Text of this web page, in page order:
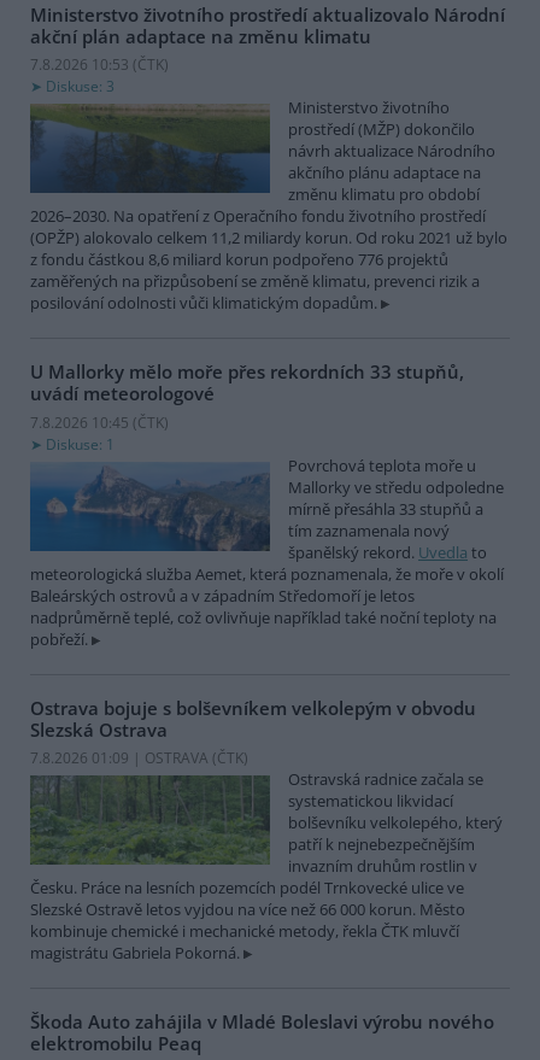
Ministerstvo životního prostředí aktualizovalo Národní
akční plán adaptace na změnu klimatu
7.8.2026 10:53 (ČTK)
Diskuse: 3
Ministerstvo životního
prostředí (MŽP) dokončilo
návrh aktualizace Národního
akčního plánu adaptace na
změnu klimatu pro období
2026–2030. Na opatření z Operačního fondu životního prostředí
(OPŽP) alokovalo celkem 11,2 miliardy korun. Od roku 2021 už bylo
z fondu částkou 8,6 miliard korun podpořeno 776 projektů
zaměřených na přizpůsobení se změně klimatu, prevenci rizik a
posilování odolnosti vůči klimatickým dopadům.
U Mallorky mělo moře přes rekordních 33 stupňů,
uvádí meteorologové
7.8.2026 10:45 (ČTK)
Diskuse: 1
Povrchová teplota moře u
Mallorky ve středu odpoledne
mírně přesáhla 33 stupňů a
tím zaznamenala nový
španělský rekord. Uvedla to
meteorologická služba Aemet, která poznamenala, že moře v okolí
Baleárských ostrovů a v západním Středomoří je letos
nadprůměrně teplé, což ovlivňuje například také noční teploty na
pobřeží.
Ostrava bojuje s bolševníkem velkolepým v obvodu
Slezská Ostrava
7.8.2026 01:09 | OSTRAVA (ČTK)
Ostravská radnice začala se
systematickou likvidací
bolševníku velkolepého, který
patří k nejnebezpečnějším
invazním druhům rostlin v
Česku. Práce na lesních pozemcích podél Trnkovecké ulice ve
Slezské Ostravě letos vyjdou na více než 66 000 korun. Město
kombinuje chemické i mechanické metody, řekla ČTK mluvčí
magistrátu Gabriela Pokorná.
Škoda Auto zahájila v Mladé Boleslavi výrobu nového
elektromobilu Peaq